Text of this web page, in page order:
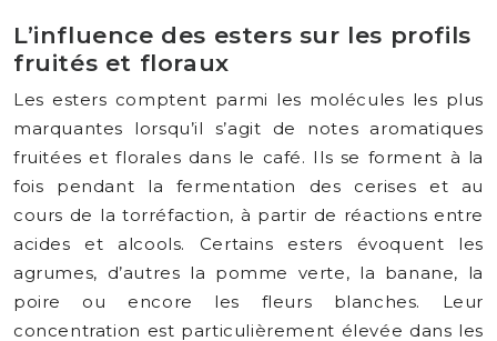
L’influence des esters sur les profils
fruités et floraux
Les esters comptent parmi les molécules les plus
marquantes lorsqu’il s’agit de notes aromatiques
fruitées et florales dans le café. Ils se forment à la
fois pendant la fermentation des cerises et au
cours de la torréfaction, à partir de réactions entre
acides et alcools. Certains esters évoquent les
agrumes, d’autres la pomme verte, la banane, la
poire ou encore les fleurs blanches. Leur
concentration est particulièrement élevée dans les